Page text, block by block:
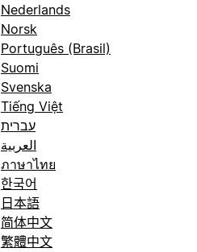
Nederlands
Norsk
Português (Brasil)
Suomi
Svenska
Tiếng Việt
עברית
العربية
ภาษาไทย
한국어
日本語
简体中文
繁體中文